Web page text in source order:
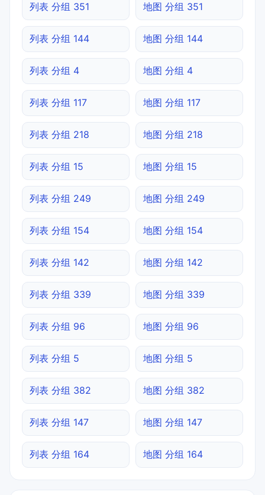
列表 分组 351 地图 分组 351
列表 分组 144 地图 分组 144
列表 分组 4 地图 分组 4
列表 分组 117 地图 分组 117
列表 分组 218 地图 分组 218
列表 分组 15 地图 分组 15
列表 分组 249 地图 分组 249
列表 分组 154 地图 分组 154
列表 分组 142 地图 分组 142
列表 分组 339 地图 分组 339
列表 分组 96 地图 分组 96
列表 分组 5 地图 分组 5
列表 分组 382 地图 分组 382
列表 分组 147 地图 分组 147
列表 分组 164 地图 分组 164